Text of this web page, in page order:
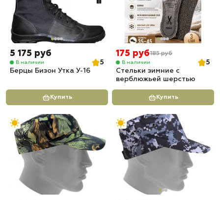
5 175 руб
В наличии
5
Берцы Бизон Утка У-16
Купить
175 руб185 руб
В наличии
5
Стельки зимние с
верблюжьей шерстью
Купить